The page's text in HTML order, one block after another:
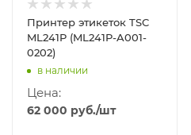
Принтер этикеток TSC
ML241P (ML241P-A001-
0202)
в наличии
Цена:
62 000 руб./шт